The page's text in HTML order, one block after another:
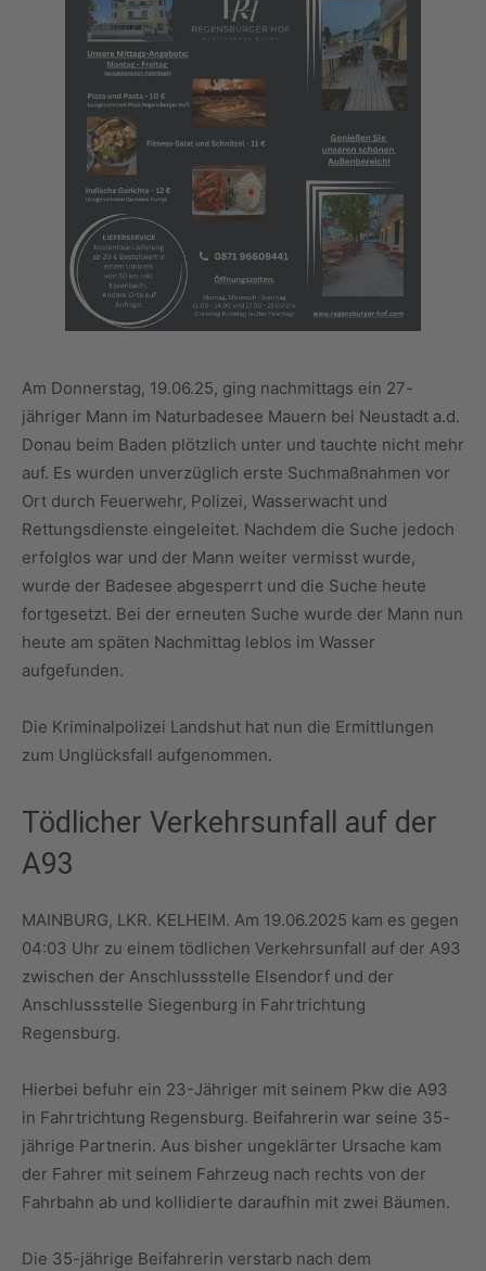
Am Donnerstag, 19.06.25, ging nachmittags ein 27-
jähriger Mann im Naturbadesee Mauern bei Neustadt a.d.
Donau beim Baden plötzlich unter und tauchte nicht mehr
auf. Es wurden unverzüglich erste Suchmaßnahmen vor
Ort durch Feuerwehr, Polizei, Wasserwacht und
Rettungsdienste eingeleitet. Nachdem die Suche jedoch
erfolglos war und der Mann weiter vermisst wurde,
wurde der Badesee abgesperrt und die Suche heute
fortgesetzt. Bei der erneuten Suche wurde der Mann nun
heute am späten Nachmittag leblos im Wasser
aufgefunden.
Die Kriminalpolizei Landshut hat nun die Ermittlungen
zum Unglücksfall aufgenommen.
Tödlicher Verkehrsunfall auf der
A93
MAINBURG, LKR. KELHEIM. Am 19.06.2025 kam es gegen
04:03 Uhr zu einem tödlichen Verkehrsunfall auf der A93
zwischen der Anschlussstelle Elsendorf und der
Anschlussstelle Siegenburg in Fahrtrichtung
Regensburg.
Hierbei befuhr ein 23-Jähriger mit seinem Pkw die A93
in Fahrtrichtung Regensburg. Beifahrerin war seine 35-
jährige Partnerin. Aus bisher ungeklärter Ursache kam
der Fahrer mit seinem Fahrzeug nach rechts von der
Fahrbahn ab und kollidierte daraufhin mit zwei Bäumen.
Die 35-jährige Beifahrerin verstarb nach dem